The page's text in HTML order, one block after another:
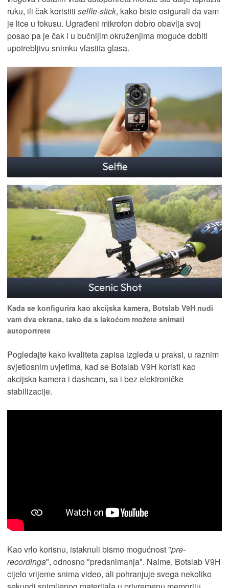
ruku, ili čak koristiti selfie-stick, kako biste osigurali da vam
je lice u fokusu. Ugrađeni mikrofon dobro obavlja svoj
posao pa je čak i u bučnijim okruženjima moguće dobiti
upotrebljivu snimku vlastita glasa.
Kada se konfigurira kao akcijska kamera, Botslab V9H nudi
vam dva ekrana, tako da s lakoćom možete snimati
autoportrete
Pogledajte kako kvaliteta zapisa izgleda u praksi, u raznim
svjetlosnim uvjetima, kad se Botslab V9H koristi kao
akcijska kamera i dashcam, sa i bez elektroničke
stabilizacije.
Kao vrlo korisnu, istaknuli bismo mogućnost "pre-
recordinga", odnosno "predsnimanja". Naime, Botslab V9H
cijelo vrijeme snima video, ali pohranjuje svega nekoliko